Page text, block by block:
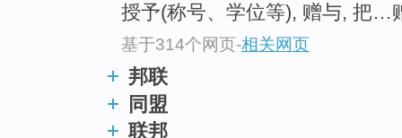
授予(称号、学位等), 赠与, 把…
基于314个网页-相关网页
邦联
同盟
联邦